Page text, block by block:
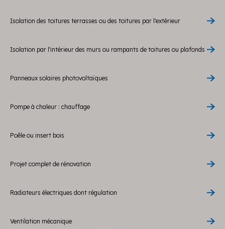
Isolation des toitures terrasses ou des toitures par l'extérieur
Isolation par l'intérieur des murs ou rampants de toitures ou plafonds
Panneaux solaires photovoltaïques
Pompe à chaleur : chauffage
Poêle ou insert bois
Projet complet de rénovation
Radiateurs électriques dont régulation
Ventilation mécanique